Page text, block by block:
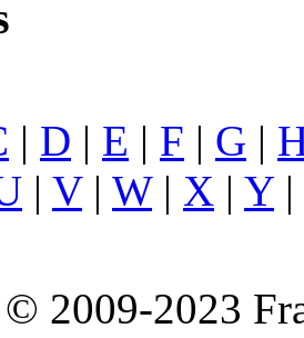
| D | E | F | G |
| V| W| X | Y|
2009-2023